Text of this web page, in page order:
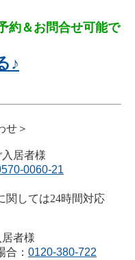
約＆お問合せ可能で
♪
せ＞
居者様
0060-21
しては24時間対応
者様
： 0120-380-722